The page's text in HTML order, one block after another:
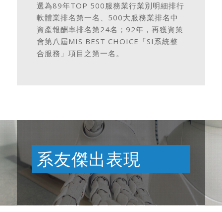
選為89年TOP 500服務業行業別明細排行
軟體業排名第一名、500大服務業排名中
資產報酬率排名第24名；92年，再獲資策
會第八屆MIS BEST CHOICE「SI系統整
合服務」項目之第一名。
系友傑出表現